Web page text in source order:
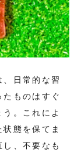
日常的な習
ものはすぐ
。これによ
態を保てま
、不要なも